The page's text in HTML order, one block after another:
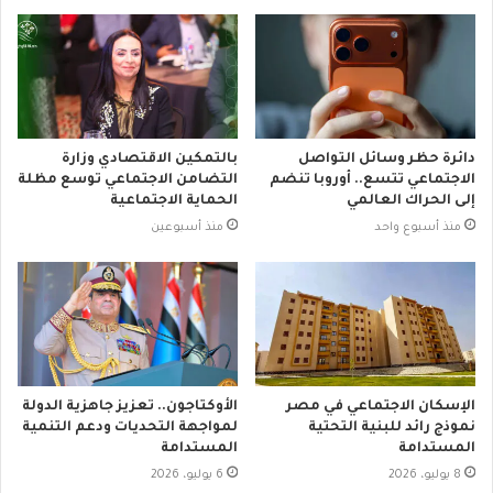
دائرة حظر وسائل التواصل
الاجتماعي تتسع.. أوروبا تنضم
إلى الحراك العالمي
منذ أسبوع واحد
بالتمكين الاقتصادي وزارة
التضامن الاجتماعي توسع مظلة
الحماية الاجتماعية
منذ أسبوعين
الإسكان الاجتماعي في مصر
نموذج رائد للبنية التحتية
المستدامة
8 يوليو، 2026
الأوكتاجون.. تعزيز جاهزية الدولة
لمواجهة التحديات ودعم التنمية
المستدامة
6 يوليو، 2026